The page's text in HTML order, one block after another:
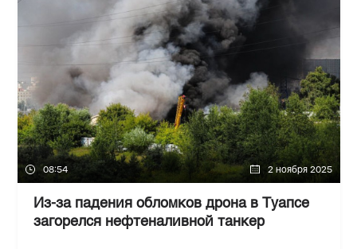
08:54 2 ноября 2025
Из-за падения обломков дрона в Туапсе
загорелся нефтеналивной танкер